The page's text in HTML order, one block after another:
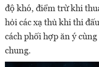
độ khó, điểm trừ khi
hỏi các xạ thủ khi thi
cách phối hợp ăn ý
chung.